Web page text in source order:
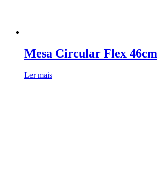
Mesa Circular Flex 46cm
Ler mais